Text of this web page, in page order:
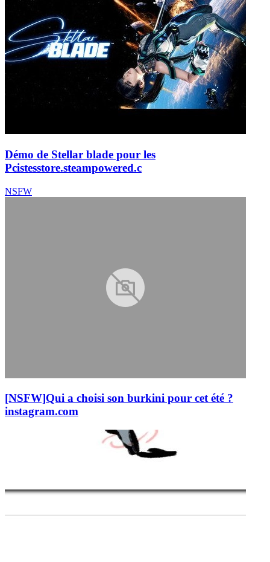
Démo de Stellar blade pour les
Pcistesstore.steampowered.c
NSFW
[NSFW]Qui a choisi son burkini pour cet été ?
instagram.com